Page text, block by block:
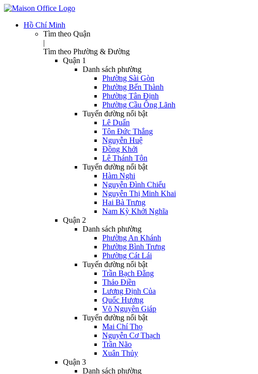
Hồ Chí Minh
Tìm theo Quận
|
Tìm theo Phường & Đường
Quận 1
Danh sách phường
Phường Sài Gòn
Phường Bến Thành
Phường Tân Định
Phường Cầu Ông Lãnh
Tuyến đường nổi bật
Lê Duẩn
Tôn Đức Thắng
Nguyễn Huệ
Đồng Khởi
Lê Thánh Tôn
Tuyến đường nổi bật
Hàm Nghi
Nguyễn Đình Chiểu
Nguyễn Thị Minh Khai
Hai Bà Trưng
Nam Kỳ Khởi Nghĩa
Quận 2
Danh sách phường
Phường An Khánh
Phường Bình Trưng
Phường Cát Lái
Tuyến đường nổi bật
Trần Bạch Đằng
Thảo Điền
Lương Định Của
Quốc Hương
Võ Nguyên Giáp
Tuyến đường nổi bật
Mai Chí Thọ
Nguyễn Cơ Thạch
Trần Não
Xuân Thủy
Quận 3
Danh sách phường